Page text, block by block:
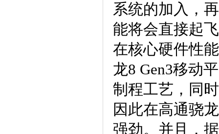
系统的加入，
能将会直接起
在核心硬件性
龙8 Gen3移动
制程工艺，同
因此在高通骁
强劲。并且，